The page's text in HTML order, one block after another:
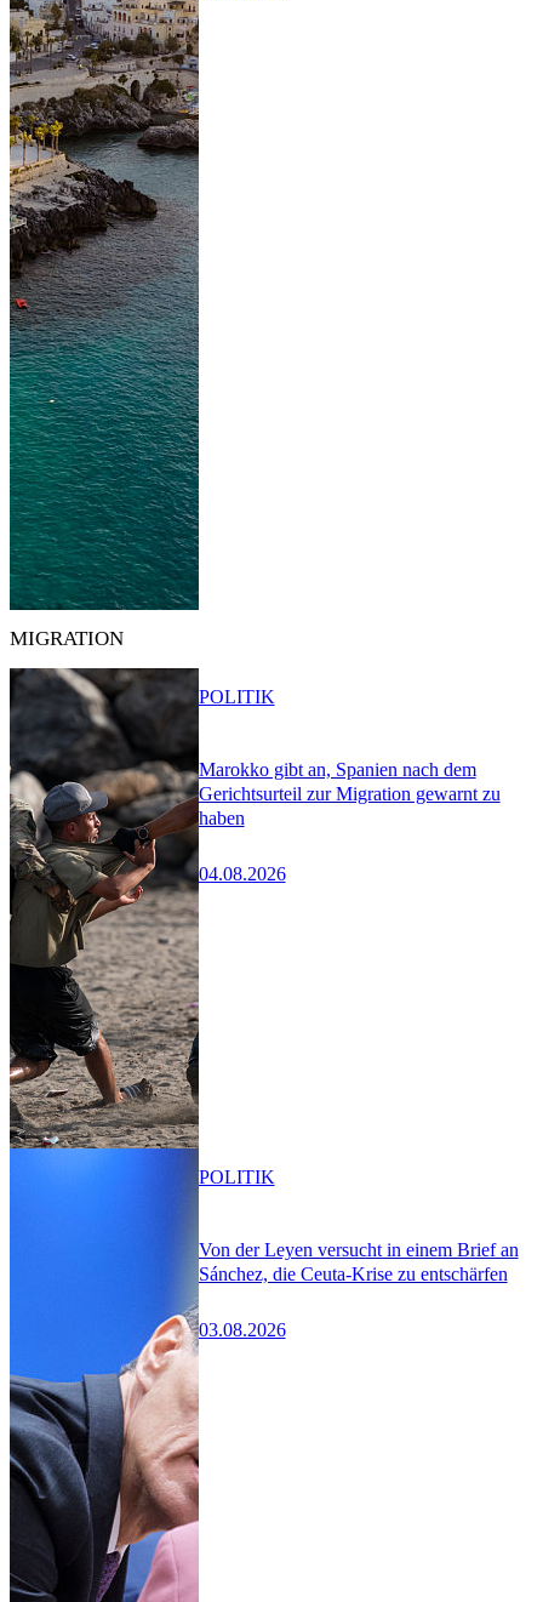
MIGRATION
Marokko gibt an, Spanien nach dem
Gerichtsurteil zur Migration gewarnt zu
haben
04.08.2026
POLITIK
Von der Leyen versucht in einem Brief an
Sánchez, die Ceuta-Krise zu entschärfen
03.08.2026
POLITIK